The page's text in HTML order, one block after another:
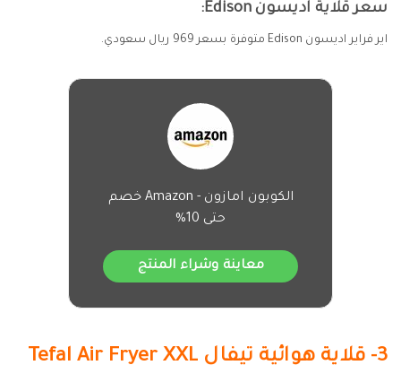
سعر قلاية اديسون Edison:
اير فراير اديسون Edison متوفرة بسعر 969 ريال سعودي.
الكوبون امازون - Amazon خصم
حتى 10%
معاينة وشراء المنتج
3- قلاية هوائية تيفال Tefal Air Fryer XXL